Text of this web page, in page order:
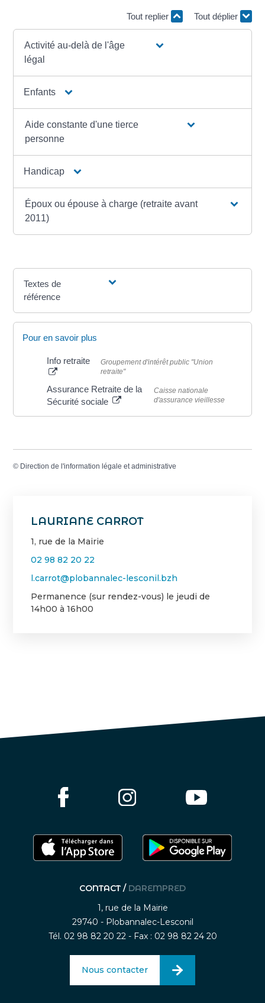
LAURIANE CARROT
1, rue de la Mairie
02 98 82 20 22
l.carrot@plobannalec-lesconil.bzh
Permanence (sur rendez-vous) le jeudi de
14h00 à 16h00
Tout replier Tout déplier
Activité au-delà de l'âge
légal
Enfants
Aide constante d'une tierce
personne
Handicap
Époux ou épouse à charge (retraite avant
2011)
Textes de
référence
Pour en savoir plus
Info retraite
Groupement d'intérêt public "Union
retraite"
Assurance Retraite de la
Sécurité sociale
Caisse nationale
d'assurance vieillesse
© Direction de l'information légale et administrative
CONTACT / DAREMPRED
1, rue de la Mairie
29740 - Plobannalec-Lesconil
Tél. 02 98 82 20 22 - Fax : 02 98 82 24 20
Nous contacter